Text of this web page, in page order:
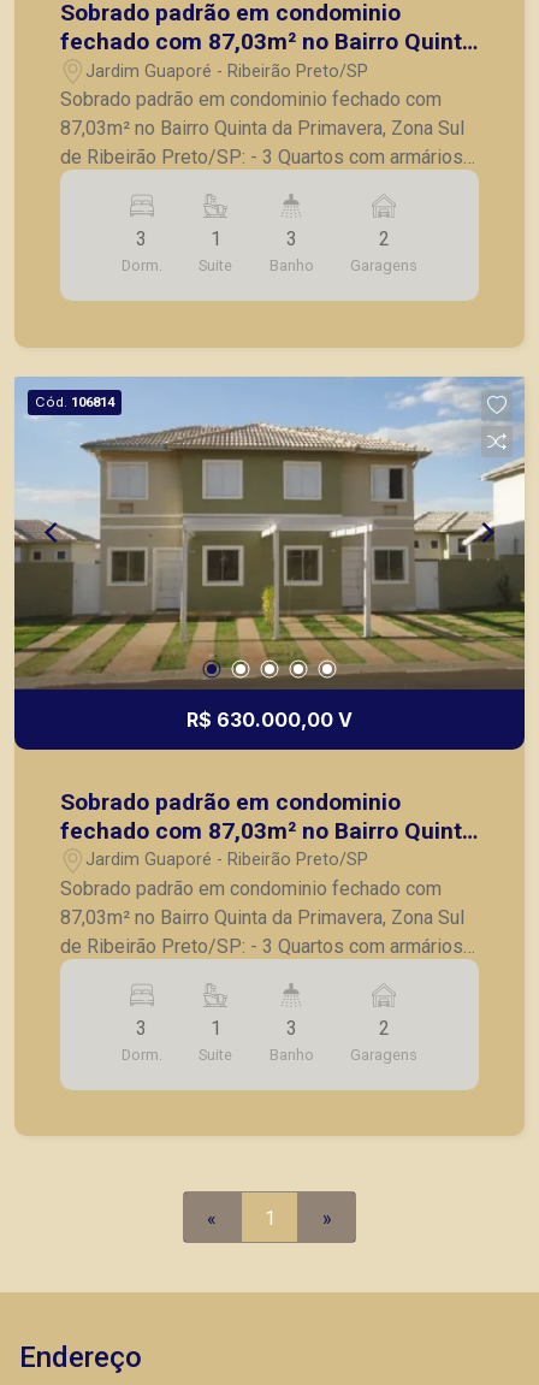
Sobrado padrão em condominio
fechado com 87,03m² no Bairro Quinta
da Primavera, Zona Sul de Ribeirão
Preto/SP:
Jardim Guaporé - Ribeirão Preto/SP
Sobrado padrão em condominio fechado com
87,03m² no Bairro Quinta da Primavera, Zona Sul
de Ribeirão Preto/SP: - 3 Quartos com armários
embutidos, sendo 1 suite; - Banheiro social
completo; - Sala para 3 ambientes; - Lavabo; -
Cozinha com armários; - Lavabo; - Quintal; -
Paisagismo; - 2 Vagas de garagem. A Piramid
tem como objetivo atender seus clientes com
principais lançamentos da cidade de Ribeirão
Preto.
3
Dorm.
1
Suite
3
Banho
2
Garagens
Cód. 106814
R$ 630.000,00 V
Sobrado padrão em condominio
fechado com 87,03m² no Bairro Quinta
da Primavera, Zona Sul de Ribeirão
Preto/SP:
Jardim Guaporé - Ribeirão Preto/SP
Sobrado padrão em condominio fechado com
87,03m² no Bairro Quinta da Primavera, Zona Sul
de Ribeirão Preto/SP: - 3 Quartos com armários
embutidos, sendo 1 suite; - Banheiro social
completo; - Sala para 3 ambientes; - Lavabo; -
Cozinha com armários; - Lavabo; - Quintal; -
Paisagismo; - 2 Vagas de garagem. A Piramid
tem como objetivo atender seus clientes com
3
Dorm.
1
Suite
3
Banho
2
Garagens
« 1 »
Endereço